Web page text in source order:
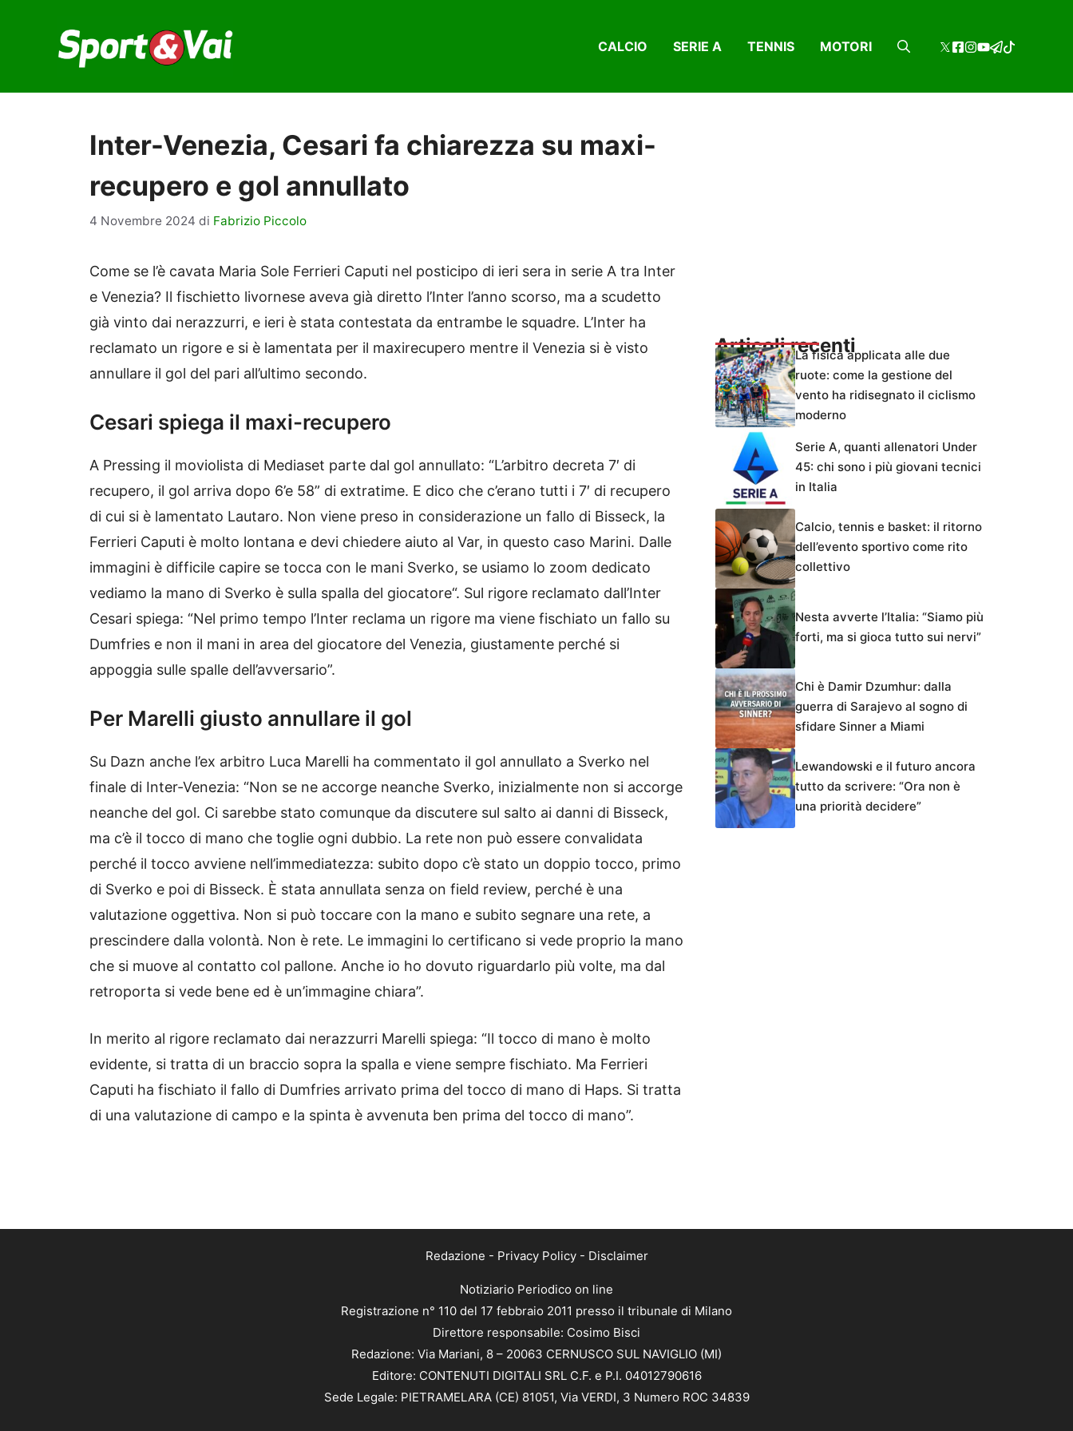
contenuto
CALCIO SERIE A TENNIS MOTORI
Inter-Venezia, Cesari fa chiarezza su maxi-
recupero e gol annullato
4 Novembre 2024 di Fabrizio Piccolo
Come se l’è cavata Maria Sole Ferrieri Caputi nel posticipo di ieri sera in serie A tra Inter
e Venezia? Il fischietto livornese aveva già diretto l’Inter l’anno scorso, ma a scudetto
già vinto dai nerazzurri, e ieri è stata contestata da entrambe le squadre. L’Inter ha
reclamato un rigore e si è lamentata per il maxirecupero mentre il Venezia si è visto
annullare il gol del pari all’ultimo secondo.
Cesari spiega il maxi-recupero
A Pressing il moviolista di Mediaset parte dal gol annullato: “L’arbitro decreta 7′ di
recupero, il gol arriva dopo 6’e 58” di extratime. E dico che c’erano tutti i 7′ di recupero
di cui si è lamentato Lautaro. Non viene preso in considerazione un fallo di Bisseck, la
Ferrieri Caputi è molto lontana e devi chiedere aiuto al Var, in questo caso Marini. Dalle
immagini è difficile capire se tocca con le mani Sverko, se usiamo lo zoom dedicato
vediamo la mano di Sverko è sulla spalla del giocatore“. Sul rigore reclamato dall’Inter
Cesari spiega: “Nel primo tempo l’Inter reclama un rigore ma viene fischiato un fallo su
Dumfries e non il mani in area del giocatore del Venezia, giustamente perché si
appoggia sulle spalle dell’avversario”.
Per Marelli giusto annullare il gol
Su Dazn anche l’ex arbitro Luca Marelli ha commentato il gol annullato a Sverko nel
finale di Inter-Venezia: “Non se ne accorge neanche Sverko, inizialmente non si accorge
neanche del gol. Ci sarebbe stato comunque da discutere sul salto ai danni di Bisseck,
ma c’è il tocco di mano che toglie ogni dubbio. La rete non può essere convalidata
perché il tocco avviene nell’immediatezza: subito dopo c’è stato un doppio tocco, primo
di Sverko e poi di Bisseck. È stata annullata senza on field review, perché è una
valutazione oggettiva. Non si può toccare con la mano e subito segnare una rete, a
prescindere dalla volontà. Non è rete. Le immagini lo certificano si vede proprio la mano
che si muove al contatto col pallone. Anche io ho dovuto riguardarlo più volte, ma dal
retroporta si vede bene ed è un’immagine chiara”.
In merito al rigore reclamato dai nerazzurri Marelli spiega: “Il tocco di mano è molto
evidente, si tratta di un braccio sopra la spalla e viene sempre fischiato. Ma Ferrieri
Caputi ha fischiato il fallo di Dumfries arrivato prima del tocco di mano di Haps. Si tratta
di una valutazione di campo e la spinta è avvenuta ben prima del tocco di mano”.
Articoli recentiLa fisica applicata alle due
ruote: come la gestione del
vento ha ridisegnato il ciclismo
moderno
Serie A, quanti allenatori Under
45: chi sono i più giovani tecnici
in Italia
Calcio, tennis e basket: il ritorno
dell’evento sportivo come rito
collettivo
Nesta avverte l’Italia: “Siamo più
forti, ma si gioca tutto sui nervi”
Chi è Damir Dzumhur: dalla
guerra di Sarajevo al sogno di
sfidare Sinner a Miami
Lewandowski e il futuro ancora
tutto da scrivere: “Ora non è
una priorità decidere”
Redazione - Privacy Policy- Disclaimer
Notiziario Periodico on line
Registrazione n° 110 del 17 febbraio 2011 presso il tribunale di Milano
Direttore responsabile: Cosimo Bisci
Redazione: Via Mariani, 8 – 20063 CERNUSCO SUL NAVIGLIO (MI)
Editore: CONTENUTI DIGITALI SRL C.F. e P.I. 04012790616
Sede Legale: PIETRAMELARA (CE) 81051, Via VERDI, 3 Numero ROC 34839